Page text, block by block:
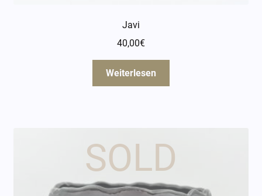
Javi
40,00€
Weiterlesen